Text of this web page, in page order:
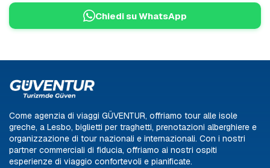
Chiedi su WhatsApp
Come agenzia di viaggi GÜVENTUR, offriamo tour alle isole
greche, a Lesbo, biglietti per traghetti, prenotazioni alberghiere e
organizzazione di tour nazionali e internazionali. Con i nostri
partner commerciali di fiducia, offriamo ai nostri ospiti
esperienze di viaggio confortevoli e pianificate.